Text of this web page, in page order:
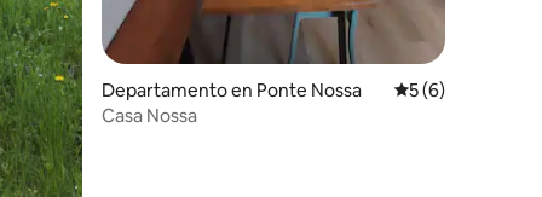
Departamento en Ponte Nossa Calificación
5 (6)
Casa Nossa